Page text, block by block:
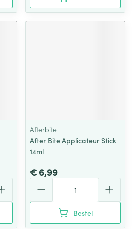
Afterbite
After Bite Applicateur Stick
14ml
€ 6,99
Bestel